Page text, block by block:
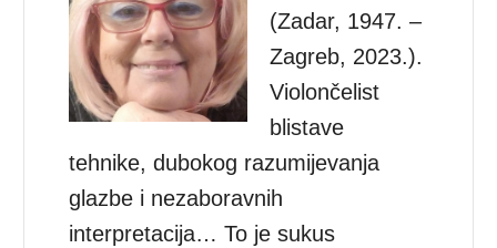
(Zadar, 1947. –
Zagreb, 2023.).
Violončelist
blistave
tehnike, dubokog razumijevanja
glazbe i nezaboravnih
interpretacija… To je sukus